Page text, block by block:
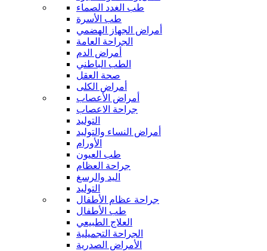
طب الغدد الصماء
طب الأسرة
أمراض الجهاز الهضمي
الجراحة العامة
أمراض الدم
الطب الباطني
صحة العقل
أمراض الكلى
أمراض الأعصاب
جراحة الاعصاب
التوليد
أمراض النساء والتوليد
الأورام
طب العيون
جراحة العظام
اليد والرسغ
التوليد
جراحة عظام الأطفال
طب الأطفال
العلاج الطبيعي
الجراحة التجميلية
الأمراض الصدرية